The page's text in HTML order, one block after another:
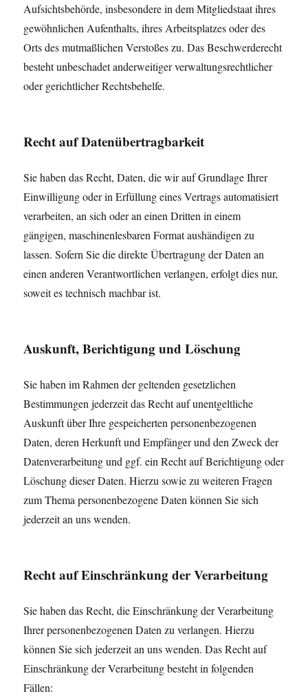
Aufsichtsbehörde, insbesondere in dem Mitgliedstaat ihres
gewöhnlichen Aufenthalts, ihres Arbeitsplatzes oder des
Orts des mutmaßlichen Verstoßes zu. Das Beschwerderecht
besteht unbeschadet anderweitiger verwaltungsrechtlicher
oder gerichtlicher Rechtsbehelfe.
Recht auf Daten­übertrag­barkeit
Sie haben das Recht, Daten, die wir auf Grundlage Ihrer
Einwilligung oder in Erfüllung eines Vertrags automatisiert
verarbeiten, an sich oder an einen Dritten in einem
gängigen, maschinenlesbaren Format aushändigen zu
lassen. Sofern Sie die direkte Übertragung der Daten an
einen anderen Verantwortlichen verlangen, erfolgt dies nur,
soweit es technisch machbar ist.
Auskunft, Berichtigung und Löschung
Sie haben im Rahmen der geltenden gesetzlichen
Bestimmungen jederzeit das Recht auf unentgeltliche
Auskunft über Ihre gespeicherten personenbezogenen
Daten, deren Herkunft und Empfänger und den Zweck der
Datenverarbeitung und ggf. ein Recht auf Berichtigung oder
Löschung dieser Daten. Hierzu sowie zu weiteren Fragen
zum Thema personenbezogene Daten können Sie sich
jederzeit an uns wenden.
Recht auf Einschränkung der Verarbeitung
Sie haben das Recht, die Einschränkung der Verarbeitung
Ihrer personenbezogenen Daten zu verlangen. Hierzu
können Sie sich jederzeit an uns wenden. Das Recht auf
Einschränkung der Verarbeitung besteht in folgenden
Fällen: